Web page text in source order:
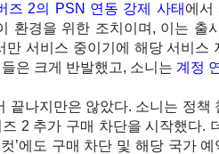
즈 2의 PSN 연동 강제 사태 에서
환경을 위한 조치이며, 이는 출
만 서비스 중이기에 해당 서비스
은 크게 반발했고, 소니는 계정
끝나지만은 않았다. 소니는 정
2 추가 구매 차단을 시작했다.
’에도 구매 차단 및 해당 국가